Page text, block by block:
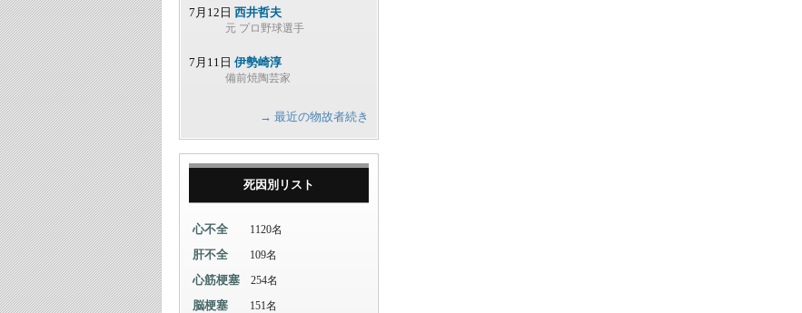
7月12日 西井哲夫
元 プロ野球選手
7月11日 伊勢崎淳
備前焼陶芸家
→ 最近の物故者続き
死因別リスト
心不全 1120名
肝不全 109名
心筋梗塞 254名
脳梗塞 151名